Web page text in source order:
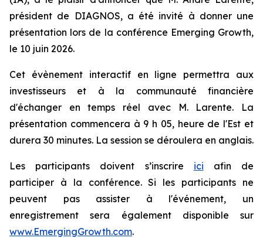
président de DIAGNOS, a été invité à donner une
présentation lors de la conférence Emerging Growth,
le 10 juin 2026.
Cet évènement interactif en ligne permettra aux
investisseurs et à la communauté financière
d'échanger en temps réel avec M. Larente. La
présentation commencera à 9 h 05, heure de l'Est et
durera 30 minutes. La session se déroulera en anglais.
Les participants doivent s’inscrire ici afin de
participer à la conférence. Si les participants ne
peuvent pas assister à l'événement, un
enregistrement sera également disponible sur
www.EmergingGrowth.com.